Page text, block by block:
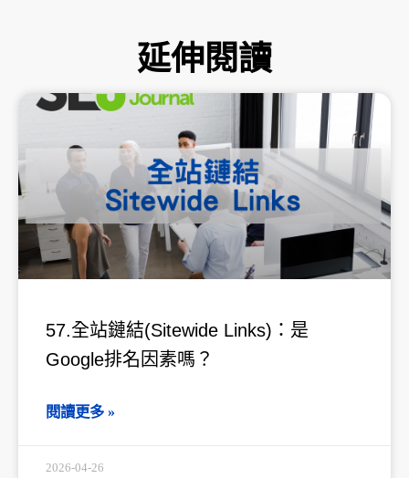
延伸閱讀
57.全站鏈結(Sitewide Links)：是
Google排名因素嗎？
閱讀更多 »
2026-04-26
頁 頁
面